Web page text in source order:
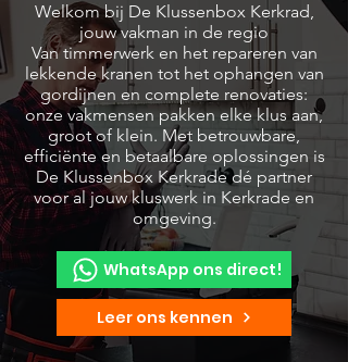
Welkom bij De Klussenbox Kerkrad,
jouw vakman in de regio
Van timmerwerk en het repareren van
lekkende kranen tot het ophangen van
gordijnen en complete renovaties:
onze vakmensen pakken elke klus aan,
groot of klein. Met betrouwbare,
efficiënte en betaalbare oplossingen is
De Klussenbox Kerkrade dé partner
voor al jouw kluswerk in Kerkrade en
omgeving.
WhatsApp ons direct!
Leer ons kennen